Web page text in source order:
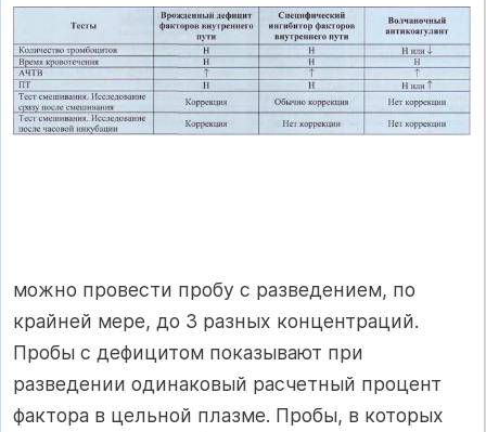
можно провести пробу с разведением, по
край­ней мере, до 3 разных концентраций.
Пробы с дефицитом показывают при
разведении одинако­вый расчетный процент
фактора в цельной плаз­ме. Пробы, в которых